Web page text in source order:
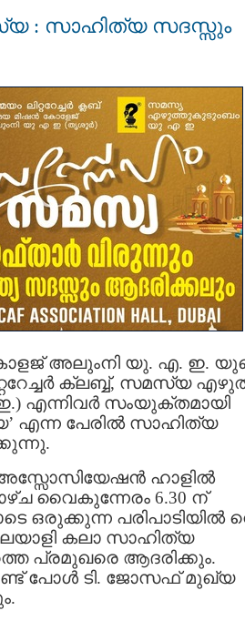
: സാഹിത്യ സദസ്സും
അലുംനി യു. എ. ഇ.
ക്ലബ്ബ്, സമസ്യ
എന്നിവർ സംയുക്തമായി
എന്ന പേരിൽ സാഹിത്യ
ഹാളിൽ
വൈകുന്നേരം 6.30 ന്
ഒരുക്കുന്ന പരിപാടിയിൽ
കലാ സാഹിത്യ
പ്രമുഖരെ ആദരിക്കും.
പോൾ ടി. ജോസഫ് മുഖ്യ